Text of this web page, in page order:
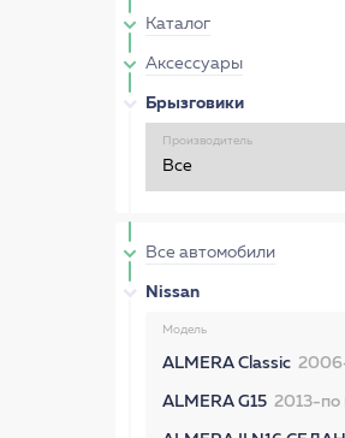
Каталог
Аксессуары
Брызговики
Производитель
Все автомобили
Nissan
Модель
ALMERA Classic
ALMERA G15 2013-по